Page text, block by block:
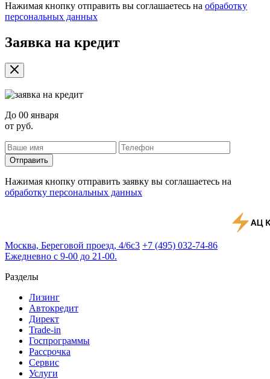
Нажимая кнопку отправить вы соглашаетесь на обработку
персональных данных
Заявка на кредит
До 00 января
от руб.
Отправить
Нажимая кнопку отправить заявку вы соглашаетесь на
обработку персональных данных
Москва, Береговой проезд, 4/6с3 +7 (495) 032-74-86
Ежедневно с 9-00 до 21-00.
Разделы
Лизинг
Автокредит
Директ
Trade-in
Госпрограммы
Рассрочка
Сервис
Услуги